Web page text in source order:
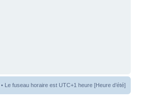
• Le fuseau horaire est UTC+1 heure [Heure d’été]